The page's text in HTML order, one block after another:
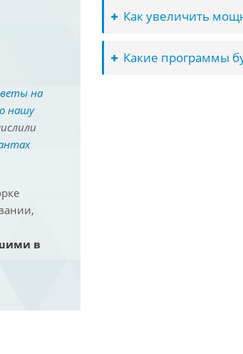
на
нашу
в
Как увеличить
Какие программы